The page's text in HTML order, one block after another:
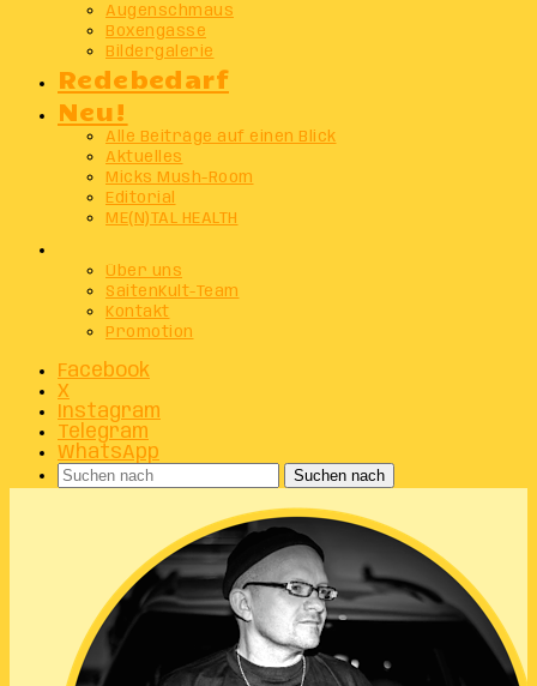
Augenschmaus
Boxengasse
Bildergalerie
Redebedarf
Neu!
Alle Beiträge auf einen Blick
Aktuelles
Micks Mush-Room
Editorial
ME(N)TAL HEALTH
Über uns
SaitenKult-Team
Kontakt
Promotion
Facebook
X
Instagram
Telegram
WhatsApp
Suchen nach